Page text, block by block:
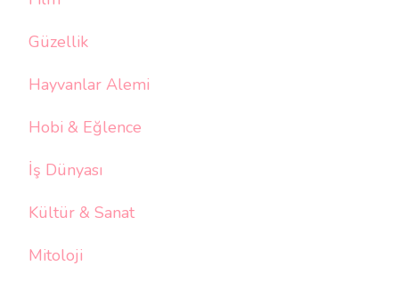
Güzellik
Hayvanlar Alemi
Hobi & Eğlence
İş Dünyası
Kültür & Sanat
Mitoloji